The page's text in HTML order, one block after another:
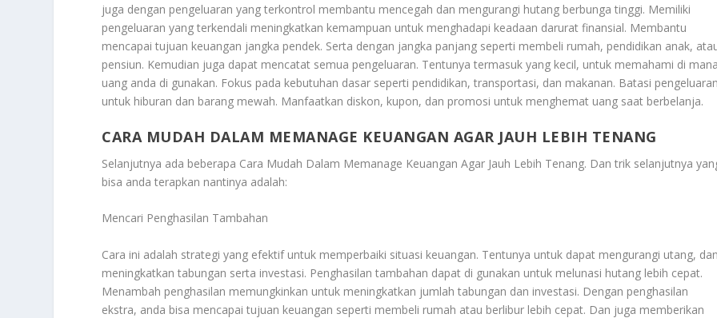
juga dengan pengeluaran yang terkontrol membantu mencegah dan mengurangi hutang berbunga tinggi. Memiliki
pengeluaran yang terkendali meningkatkan kemampuan untuk menghadapi keadaan darurat finansial. Membantu
mencapai tujuan keuangan jangka pendek. Serta dengan jangka panjang seperti membeli rumah, pendidikan anak,
pensiun. Kemudian juga dapat mencatat semua pengeluaran. Tentunya termasuk yang kecil, untuk memahami di mana
uang anda di gunakan. Fokus pada kebutuhan dasar seperti pendidikan, transportasi, dan makanan. Batasi pengeluaran
untuk hiburan dan barang mewah. Manfaatkan diskon, kupon, dan promosi untuk menghemat uang saat berbelanja.
CARA MUDAH DALAM MEMANAGE KEUANGAN AGAR JAUH LEBIH TENANG
Selanjutnya ada beberapa Cara Mudah Dalam Memanage Keuangan Agar Jauh Lebih Tenang. Dan trik selanjutnya
bisa anda terapkan nantinya adalah:
Mencari Penghasilan Tambahan
Cara ini adalah strategi yang efektif untuk memperbaiki situasi keuangan. Tentunya untuk dapat mengurangi utang, dan
meningkatkan tabungan serta investasi. Penghasilan tambahan dapat di gunakan untuk melunasi hutang lebih cepat.
Menambah penghasilan memungkinkan untuk meningkatkan jumlah tabungan dan investasi. Dengan penghasilan
ekstra, anda bisa mencapai tujuan keuangan seperti membeli rumah atau berlibur lebih cepat. Dan juga memberikan